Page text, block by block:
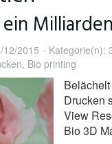
12/2015 Kategorie(n):
, Bio printing
Drucken
View
Bio 3D